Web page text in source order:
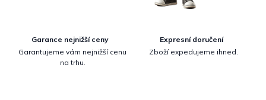
Garance nejnižší ceny
Garantujeme vám nejnižší cenu
na trhu.
Expresní doručení
Zboží expedujeme ihned.